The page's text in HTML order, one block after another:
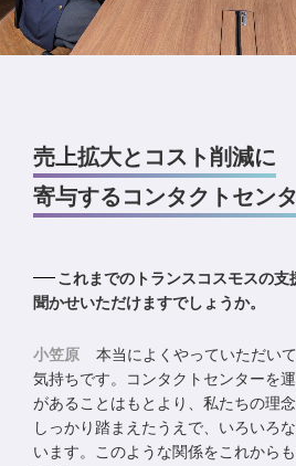
売上拡大とコスト削減に
寄与するコンタクトセン
これまでのトランスコスモスの
聞かせいただけますでしょうか。
小笠原
本当によくやっていただい
気持ちです。コンタクトセンターを
があることはもとより、私たちの理
しっかり踏まえたうえで、いろいろ
います。このような関係をこれから